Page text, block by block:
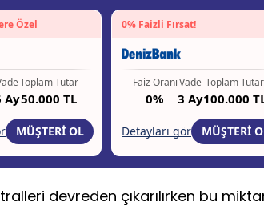
devreden çıkarılırken bu